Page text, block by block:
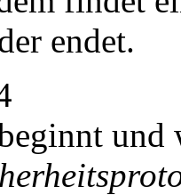
endet.
und